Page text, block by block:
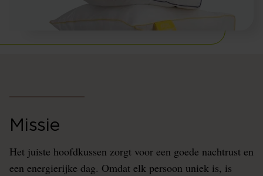
Missie
Het juiste hoofdkussen zorgt voor een goede nachtrust en
een energierijke dag. Omdat elk persoon uniek is, is